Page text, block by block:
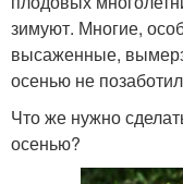
зимуют. Многие,
высаженные,
осенью не
Что же нужно
осенью?